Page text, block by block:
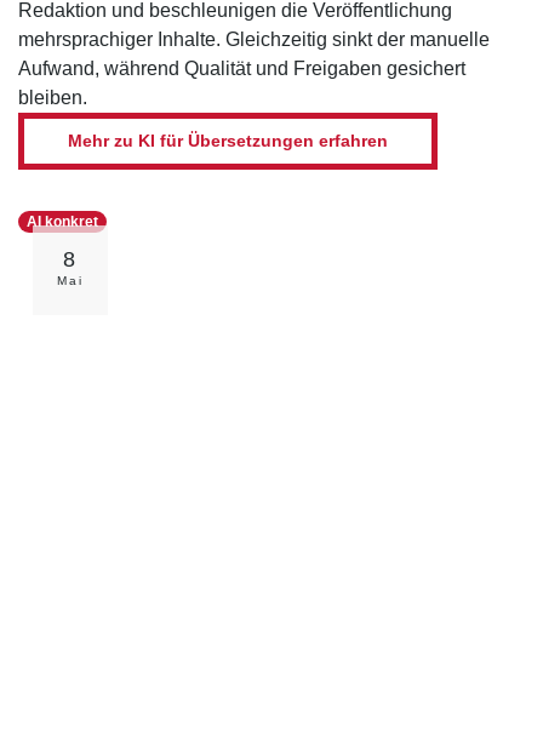
Redaktion und beschleunigen die Veröffentlichung
mehrsprachiger Inhalte. Gleichzeitig sinkt der manuelle
Aufwand, während Qualität und Freigaben gesichert
bleiben.
Mehr zu KI für Übersetzungen erfahren
8
Mai
AI konkret